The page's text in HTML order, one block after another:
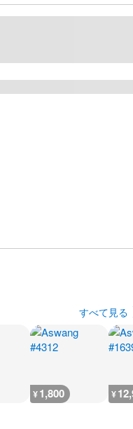
すべて見る
¥1,800 ¥